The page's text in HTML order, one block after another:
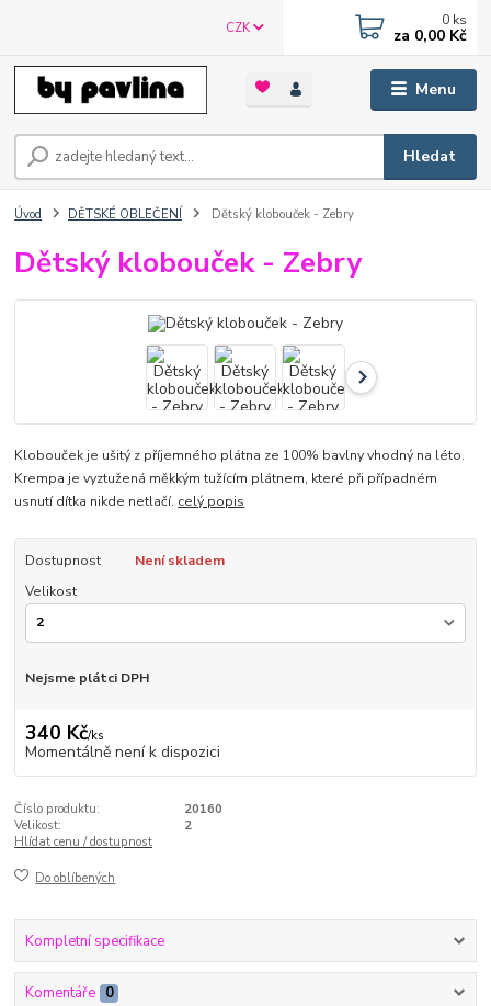
Menu
CZK
Hledat
0 ks
za 0,00 Kč
Úvod DĚTSKÉ OBLEČENÍ Dětský klobouček - Zebry
Dětský klobouček - Zebry
Klobouček je ušitý z příjemného plátna ze 100% bavlny vhodný na léto.
Krempa je vyztužená měkkým tužícím plátnem, které při případném
usnutí dítka nikde netlačí. celý popis
Dostupnost
Není skladem
Velikost
Nejsme plátci DPH
340 Kč/ks
Momentálně není k dispozici
Číslo produktu:
20160
Velikost:
2
Hlídat cenu / dostupnost
Do oblíbených
Kompletní specifikace
Komentáře 0